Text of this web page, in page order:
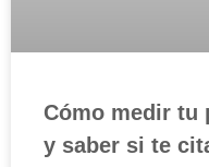
Cómo medir tu
y saber si te